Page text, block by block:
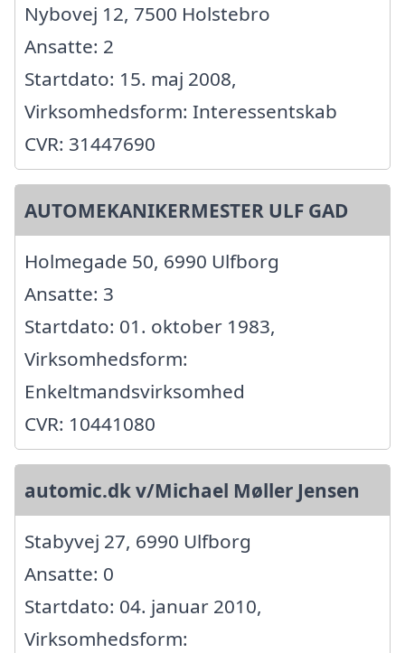
Nybovej 12, 7500 Holstebro
Ansatte: 2
Startdato: 15. maj 2008,
Virksomhedsform: Interessentskab
CVR: 31447690
AUTOMEKANIKERMESTER ULF GAD
Holmegade 50, 6990 Ulfborg
Ansatte: 3
Startdato: 01. oktober 1983,
Virksomhedsform:
Enkeltmandsvirksomhed
CVR: 10441080
automic.dk v/Michael Møller Jensen
Stabyvej 27, 6990 Ulfborg
Ansatte: 0
Startdato: 04. januar 2010,
Virksomhedsform: